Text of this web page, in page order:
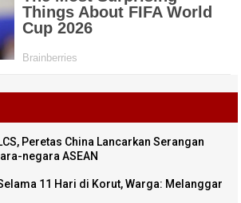
Peretas China Lancarkan Serangan
negara ASEAN
11 Hari di Korut, Warga: Melanggar